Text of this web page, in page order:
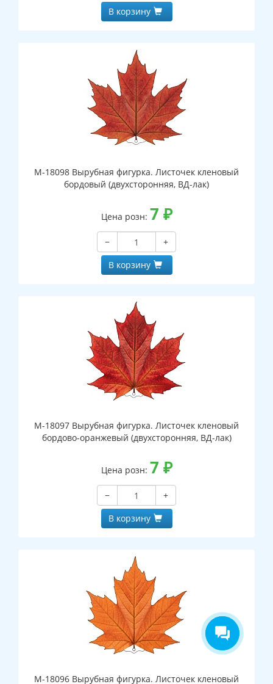
В корзину
М-18098 Вырубная фигурка. Листочек кленовый
бордовый (двухсторонняя, ВД-лак)
Цена розн: 7 ₽
−
+
В корзину
М-18097 Вырубная фигурка. Листочек кленовый
бордово-оранжевый (двухсторонняя, ВД-лак)
Цена розн: 7 ₽
−
+
В корзину
М-18096 Вырубная фигурка. Листочек кленовый